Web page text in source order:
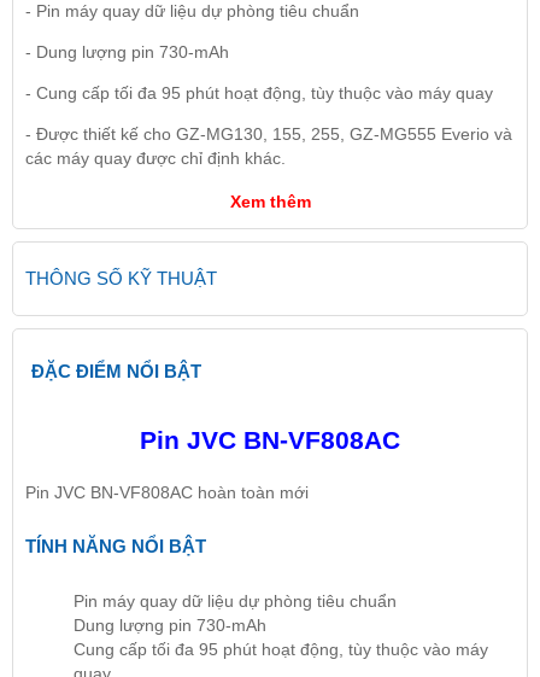
- Pin máy quay dữ liệu dự phòng tiêu chuẩn
- Dung lượng pin 730-mAh
- Cung cấp tối đa 95 phút hoạt động, tùy thuộc vào máy quay
- Được thiết kế cho GZ-MG130, 155, 255, GZ-MG555 Everio và
các máy quay được chỉ định khác.
Xem thêm
THÔNG SỐ KỸ THUẬT
ĐẶC ĐIỂM NỔI BẬT
Pin JVC BN-VF808AC
Pin JVC BN-VF808AC hoàn toàn mới
TÍNH NĂNG NỔI BẬT
Pin máy quay dữ liệu dự phòng tiêu chuẩn
Dung lượng pin 730-mAh
Cung cấp tối đa 95 phút hoạt động, tùy thuộc vào máy